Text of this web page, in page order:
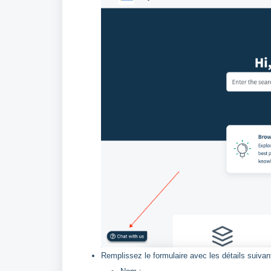
Remplissez le formulaire avec les détails